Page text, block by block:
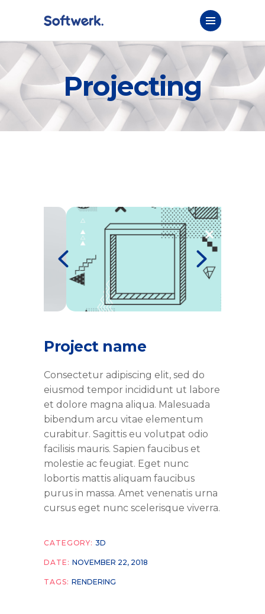
Projecting
Project name
Consectetur adipiscing elit, sed do
eiusmod tempor incididunt ut labore
et dolore magna aliqua. Malesuada
bibendum arcu vitae elementum
curabitur. Sagittis eu volutpat odio
facilisis mauris. Sapien faucibus et
molestie ac feugiat. Eget nunc
lobortis mattis aliquam faucibus
purus in massa. Amet venenatis urna
cursus eget nunc scelerisque viverra.
CATEGORY: 3D
DATE: NOVEMBER 22, 2018
TAGS: RENDERING